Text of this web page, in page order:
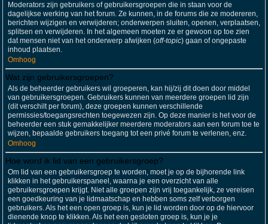
Moderators zijn gebruikers of gebruikersgroepen die in staan voor de
dagelijkse werking van het forum. Ze kunnen, in de forums die ze modereren,
berichten wijzigen en verwijderen; onderwerpen sluiten, openen, verplaatsen,
splitsen en verwijderen. In het algemeen moeten ze er gewoon op toe zien
dat mensen niet van het onderwerp afwijken (off-topic) gaan of ongepaste
inhoud plaatsen.
Omhoog
Wat zijn gebruikersgroepen?
Als de beheerder gebruikers wil groeperen, kan hij/zij dit doen door middel
van gebruikersgroepen. Gebruikers kunnen van meerdere groepen lid zijn
(dit verschilt per forum), deze groepen kunnen verschillende
permissies/toegangsrechten toegewezen zijn. Op deze manier is het voor de
beheerder een stuk gemakkelijker meerdere moderators aan een forum toe te
wijzen, bepaalde gebruikers toegang tot een privé forum te verlenen, enz.
Omhoog
Hoe word ik lid van een gebruikersgroep?
Om lid van een gebruikersgroep te worden, moet je op de bijhorende link
klikken in het gebruikerspaneel, waarna je een overzicht van alle
gebruikersgroepen krijgt. Niet alle groepen zijn vrij toegankelijk, ze vereisen
een goedkeuring van je lidmaatschap en hebben soms zelf verborgen
gebruikers. Als het een open groep is, kun je lid worden door op de hiervoor
dienende knop te klikken. Als het een gesloten groep is, kun je je